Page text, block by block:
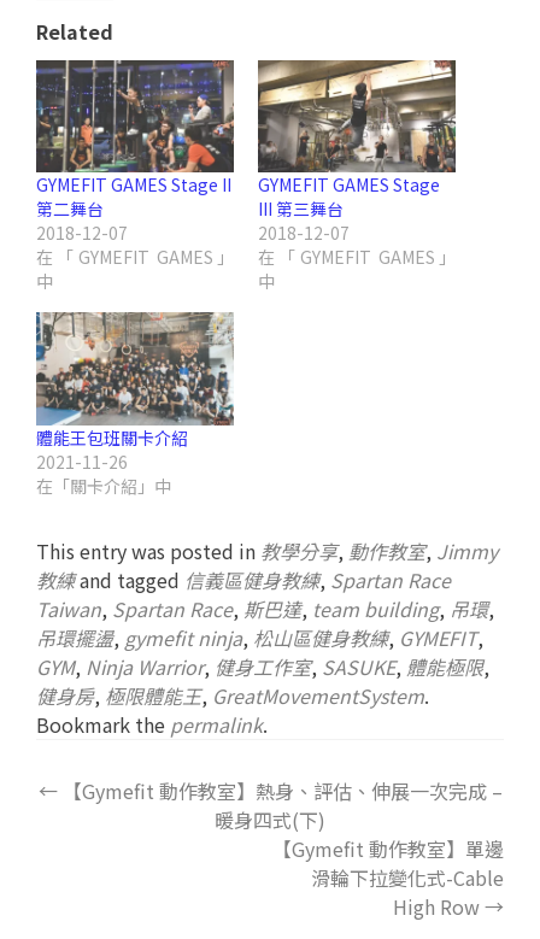
Related
GYMEFIT GAMES Stage II
第二舞台
2018-12-07
在「GYMEFIT GAMES」
中
GYMEFIT GAMES Stage
III 第三舞台
2018-12-07
在「GYMEFIT GAMES」
中
體能王包班關卡介紹
2021-11-26
在「關卡介紹」中
This entry was posted in 教學分享, 動作教室, Jimmy
教練and tagged 信義區健身教練, Spartan Race
Taiwan, Spartan Race, 斯巴達, team building, 吊環,
吊環擺盪, gymefit ninja, 松山區健身教練, GYMEFIT,
GYM, Ninja Warrior, 健身工作室, SASUKE, 體能極限,
健身房, 極限體能王, GreatMovementSystem.
Bookmark the permalink.
←【Gymefit 動作教室】熱身、評估、伸展一次完成 –
暖身四式(下)
【Gymefit 動作教室】單邊
滑輪下拉變化式-Cable
High Row→